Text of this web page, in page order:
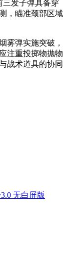
三发子弹具备穿
，瞄准颈部区域
雾弹实施突破，
注重投掷物抛物
战术道具的协同
无白屏版